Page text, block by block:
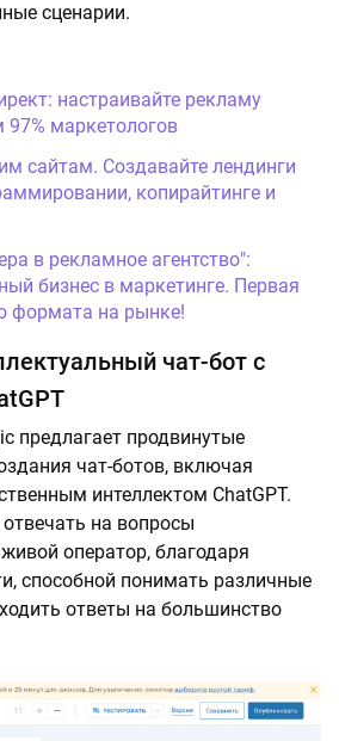
сценарии.
настраивайте рекламу
маркетологов
сайтам. Создавайте лендинги
копирайтинге и
в рекламное агентство":
бизнес в маркетинге. Первая
формата на рынке!
чат-бот с
предлагает продвинутые
чат-ботов, включая
интеллектом ChatGPT.
на вопросы
оператор, благодаря
способной понимать различные
ответы на большинство